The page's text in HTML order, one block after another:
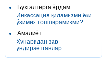
Бухгалтерга ёрдам
Инкассация қиламизми ёки
ўзимиз топширамизми?
Амалиёт
Ҳунаридан зар
ундираётганлар